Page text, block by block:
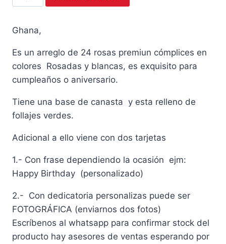
Arreglo
24
Rosas
Premium
Rosadas
Blancas
cantidad
Ghana,
Es un arreglo de 24 rosas premiun cómplices en
colores Rosadas y blancas, es exquisito para
cumpleaños o aniversario.
Tiene una base de canasta y esta relleno de
follajes verdes.
Adicional a ello viene con dos tarjetas
1.- Con frase dependiendo la ocasión ejm:
Happy Birthday (personalizado)
2.- Con dedicatoria personalizas puede ser
FOTOGRÁFICA (enviarnos dos fotos)
Escríbenos al whatsapp para confirmar stock del
producto hay asesores de ventas esperando por